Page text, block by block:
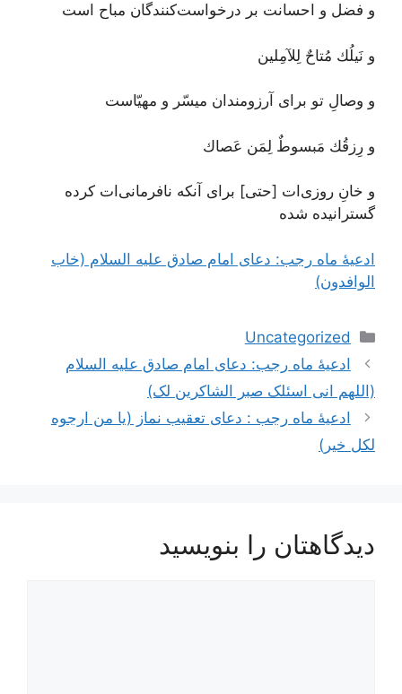
و فضل و احسانت بر درخواست‌کنندگان مباح است
و نَيلُك مُتاحٌ لِلآمِلين
و وصالِ تو برای آرزومندان میسّر و مهیّاست
و رِزقُك مَبسوطٌ لِمَن عَصاك
و خانِ روزی‌ات [حتی] برای آنکه نافرمانی‌ات کرده
گسترانیده شده
ادعیۀ ماه رجب: دعای امام صادق علیه السلام (خاب
الوافدون)
دسته‌ها
Uncategorized
ناوبری
نوشته‌ها
ادعیۀ ماه رجب: دعای امام صادق علیه السلام
(اللهم انی اسئلک صبر الشاکرین لک)
ادعیۀ ماه رجب : دعای تعقیب نماز (یا من ارجوه
لکل خیر)
دیدگاهتان را بنویسید